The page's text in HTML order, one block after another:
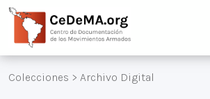
Colecciones > Archivo Digital